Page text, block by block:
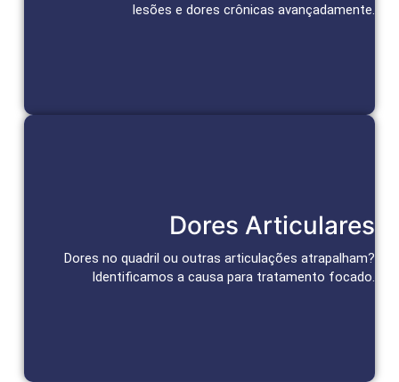
lesões e dores crônicas avançadamente.
Agendar Consulta
Dores Articulares
Dores no quadril ou outras articulações atrapalham?
Identificamos a causa para tratamento focado.
Tratamento das Articulações
Abordagens personalizadas para alívio da dor e recuperação
Agendar Consulta